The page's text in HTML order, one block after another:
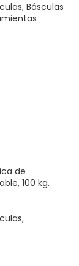
, Básculas
de
100 kg.
,